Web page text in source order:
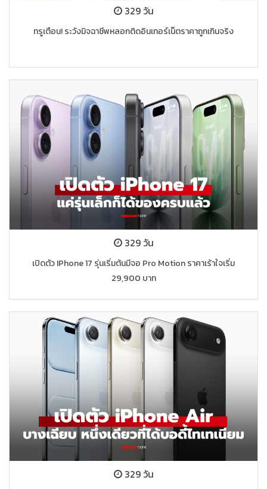
329 วัน
ทรูเตือน! ระวังมิจฉาชีพหลอกติดอินเทอร์เน็ตราคาถูกเกินจริง
329 วัน
เปิดตัว IPhone 17 รุ่นเริ่มต้นมีจอ Pro Motion ราคาเร้าใจเริ่ม
29,900 บาท
329 วัน